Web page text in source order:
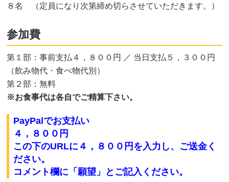
８名 （定員になり次第締め切らさせていただきます。）
参加費
第１部：事前支払４，８００円 ／ 当日支払５，３００円
（飲み物代・食べ物代別）
第２部：無料
※お食事代は各自でご精算下さい。
PayPalでお支払い
４，８００円
この下のURLに４，８００円 を入力し、ご送金く
ださい。
コメント欄に「願望」とご記入ください。